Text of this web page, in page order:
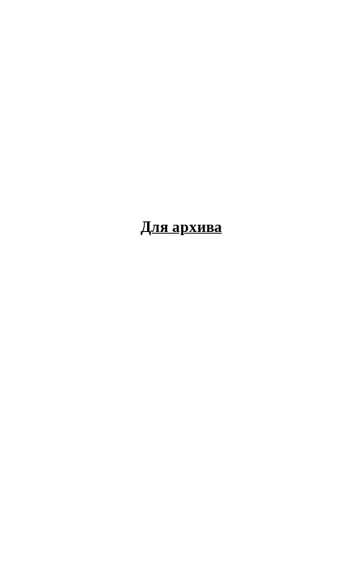
Для архива